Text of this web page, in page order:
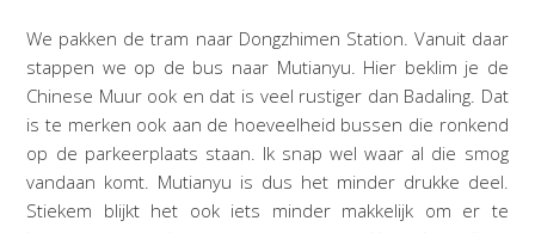
We pakken de tram naar Dongzhimen Station. Vanuit daar
stappen we op de bus naar Mutianyu. Hier beklim je de
Chinese Muur ook en dat is veel rustiger dan Badaling. Dat
is te merken ook aan de hoeveelheid bussen die ronkend
op de parkeerplaats staan. Ik snap wel waar al die smog
vandaan komt. Mutianyu is dus het minder drukke deel.
Stiekem blijkt het ook iets minder makkelijk om er te